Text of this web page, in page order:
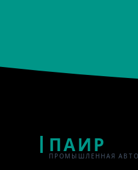
ПАИР
ПРОМЫШЛЕННАЯ